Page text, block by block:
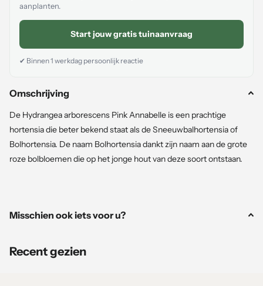
aanplanten.
Start jouw gratis tuinaanvraag
✔ Binnen 1 werkdag persoonlijk reactie
Omschrijving
De Hydrangea arborescens Pink Annabelle is een prachtige
hortensia die beter bekend staat als de Sneeuwbalhortensia of
Bolhortensia. De naam Bolhortensia dankt zijn naam aan de grote
roze bolbloemen die op het jonge hout van deze soort ontstaan.
Misschien ook iets voor u?
Recent gezien